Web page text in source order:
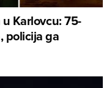
Karlovcu: 75-
policija ga